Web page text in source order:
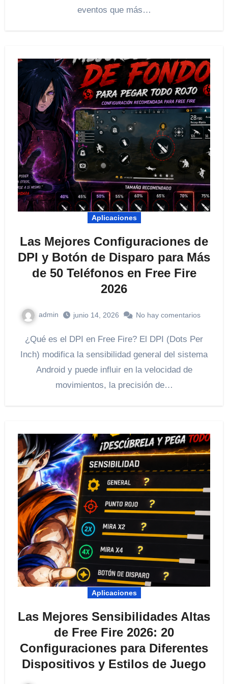
eventos que más…
Aplicaciones
Las Mejores Configuraciones de
DPI y Botón de Disparo para Más
de 50 Teléfonos en Free Fire
2026
admin junio 14, 2026 No hay comentarios
¿Qué es el DPI en Free Fire? El DPI (Dots Per
Inch) modifica la sensibilidad general del sistema
Android y puede influir en la velocidad de
movimientos, la precisión de…
Aplicaciones
Las Mejores Sensibilidades Altas
de Free Fire 2026: 20
Configuraciones para Diferentes
Dispositivos y Estilos de Juego